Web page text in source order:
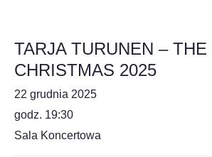
TARJA TURUNEN –
CHRISTMAS 2025
22 grudnia 2025
godz. 19:30
Sala Koncertowa